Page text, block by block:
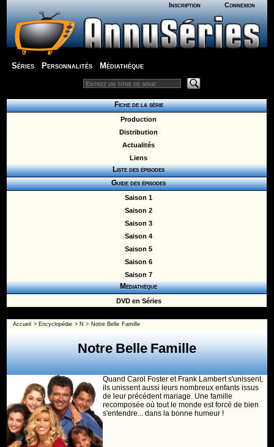
Inscription Connexion
Séries Personnalités Médiathèque
Fiche de la série
Production
Distribution
Actualités
Liens
Liste des épisodes
Guide des épisodes
Saison 1
Saison 2
Saison 3
Saison 4
Saison 5
Saison 6
Saison 7
Médiathèque
DVD en Séries
Accueil > Encyclopédie > N > Notre Belle Famille
Notre Belle Famille
Quand Carol Foster et Frank Lambert s'unissent,
ils unissent aussi leurs nombreux enfants issus
de leur précédent mariage. Une famille
recomposée où tout le monde est forcé de bien
s'entendre... dans la bonne humeur !